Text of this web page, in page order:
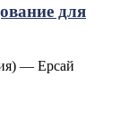
для
— Ерсай